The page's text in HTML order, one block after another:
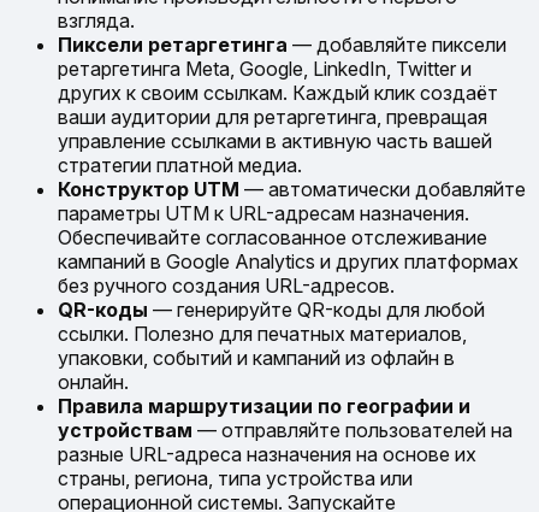
взгляда.
Пиксели ретаргетинга — добавляйте пиксели
ретаргетинга Meta, Google, LinkedIn, Twitter и
других к своим ссылкам. Каждый клик создаёт
ваши аудитории для ретаргетинга, превращая
управление ссылками в активную часть вашей
стратегии платной медиа.
Конструктор UTM — автоматически добавляйте
параметры UTM к URL-адресам назначения.
Обеспечивайте согласованное отслеживание
кампаний в Google Analytics и других платформах
без ручного создания URL-адресов.
QR-коды — генерируйте QR-коды для любой
ссылки. Полезно для печатных материалов,
упаковки, событий и кампаний из офлайн в
онлайн.
Правила маршрутизации по географии и
устройствам — отправляйте пользователей на
разные URL-адреса назначения на основе их
страны, региона, типа устройства или
операционной системы. Запускайте